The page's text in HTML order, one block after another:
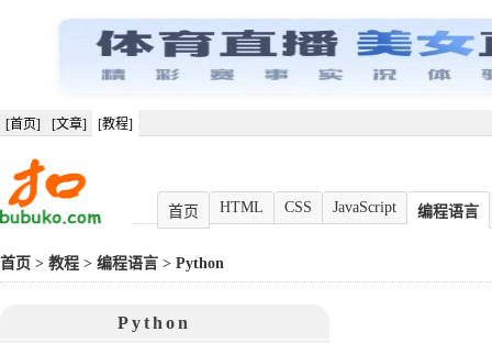
[首页] [文章] [教程]
首页 HTML CSS JavaScript 编程语言
首页 > 教程 > 编程语言 > Python
Python